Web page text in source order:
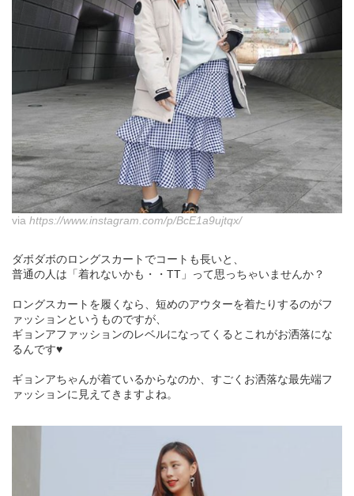
via https://www.instagram.com/p/BcE1a9ujtqx/
ダボダボのロングスカートでコートも長いと、
普通の人は「着れないかも・・TT」って思っちゃいませんか？
ロングスカートを履くなら、短めのアウターを着たりするのがフ
ァッションというものですが、
ギョンアファッションのレベルになってくるとこれがお洒落にな
るんです♥
ギョンアちゃんが着ているからなのか、すごくお洒落な最先端フ
ァッションに見えてきますよね。